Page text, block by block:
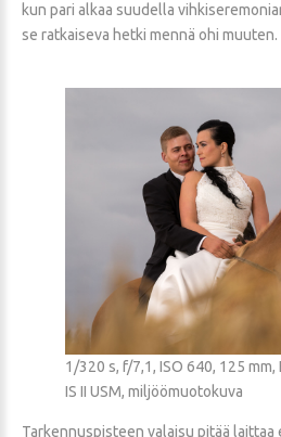
kun pari alkaa suudella
se ratkaiseva hetki mennä ohi muuten.
1/320 s, f/7,1, ISO 640, 125
IS II USM, miljöömuotokuva
Tarkennuspisteen valaisu pitää laittaa